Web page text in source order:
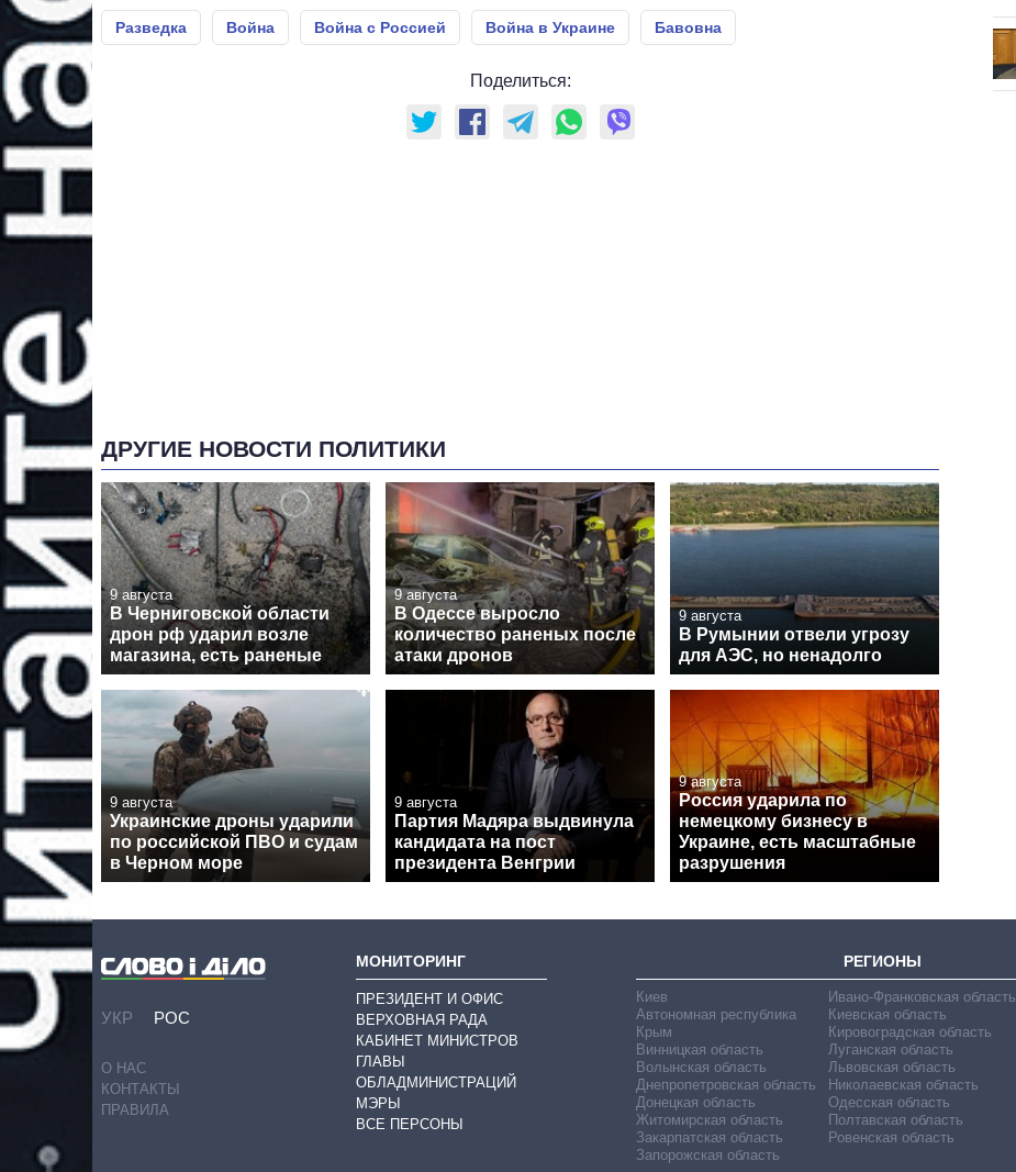
Разведка Война Война с Россией Война в Украине Бавовна
Поделиться:
ДРУГИЕ НОВОСТИ ПОЛИТИКИ
9 августа
В Черниговской области
дрон рф ударил возле
магазина, есть раненые
9 августа
В Одессе выросло
количество раненых после
атаки дронов
9 августа
В Румынии отвели угрозу
для АЭС, но ненадолго
9 августа
Украинские дроны ударили
по российской ПВО и судам
в Черном море
9 августа
Партия Мадяра выдвинула
кандидата на пост
президента Венгрии
9 августа
Россия ударила по
немецкому бизнесу в
Украине, есть масштабные
разрушения
УКР РОС
О НАС
КОНТАКТЫ
ПРАВИЛА
МОНИТОРИНГ
ПРЕЗИДЕНТ И ОФИС
ВЕРХОВНАЯ РАДА
КАБИНЕТ МИНИСТРОВ
ГЛАВЫ
ОБЛАДМИНИСТРАЦИЙ
МЭРЫ
ВСЕ ПЕРСОНЫ
РЕГИОНЫ
Киев
Автономная республика
Крым
Винницкая область
Волынская область
Днепропетровская область
Донецкая область
Житомирская область
Закарпатская область
Запорожская область
Ивано-Франковская область
Киевская область
Кировоградская область
Луганская область
Львовская область
Николаевская область
Одесская область
Полтавская область
Ровенская область